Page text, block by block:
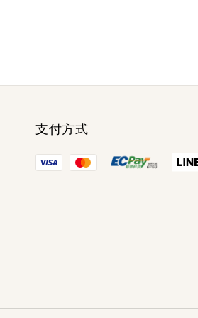
支付方式